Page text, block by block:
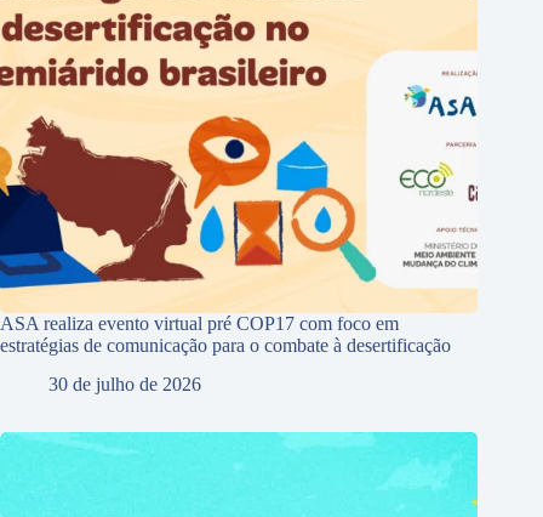
ASA realiza evento virtual pré COP17 com foco em
estratégias de comunicação para o combate à desertificação
30 de julho de 2026